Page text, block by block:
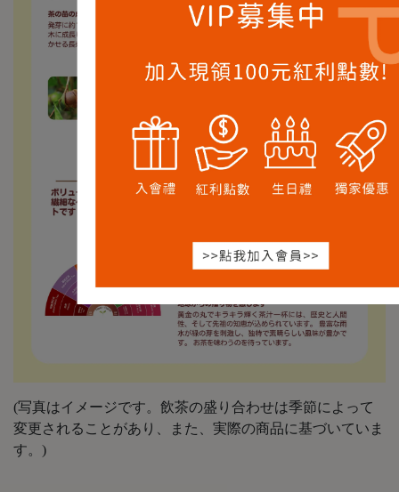
(写真はイメージです。飲茶の盛り合わせは季節によって
変更されることがあり、また、実際の商品に基づいていま
す。)